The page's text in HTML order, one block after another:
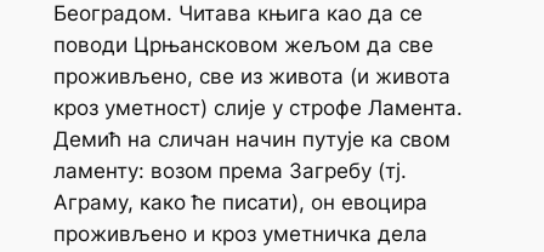
Београдом. Читава књига као да се
поводи Црњансковом жељом да све
проживљено, све из живота (и живота
кроз уметност) слије у строфе Ламента.
Демић на сличан начин путује ка свом
ламенту: возом према Загребу (тј.
Аграму, како ће писати), он евоцира
проживљено и кроз уметничка дела